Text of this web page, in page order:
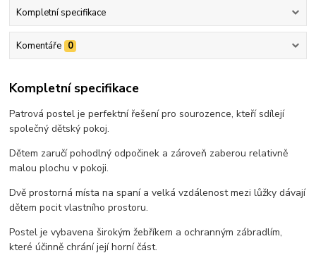
Kompletní specifikace
Komentáře 0
Kompletní specifikace
Patrová postel je perfektní řešení pro sourozence, kteří sdílejí
společný dětský pokoj.
Dětem zaručí pohodlný odpočinek a zároveň zaberou relativně
malou plochu v pokoji.
Dvě prostorná místa na spaní a velká vzdálenost mezi lůžky dávají
dětem pocit vlastního prostoru.
Postel je vybavena širokým žebříkem a ochranným zábradlím,
které účinně chrání její horní část.